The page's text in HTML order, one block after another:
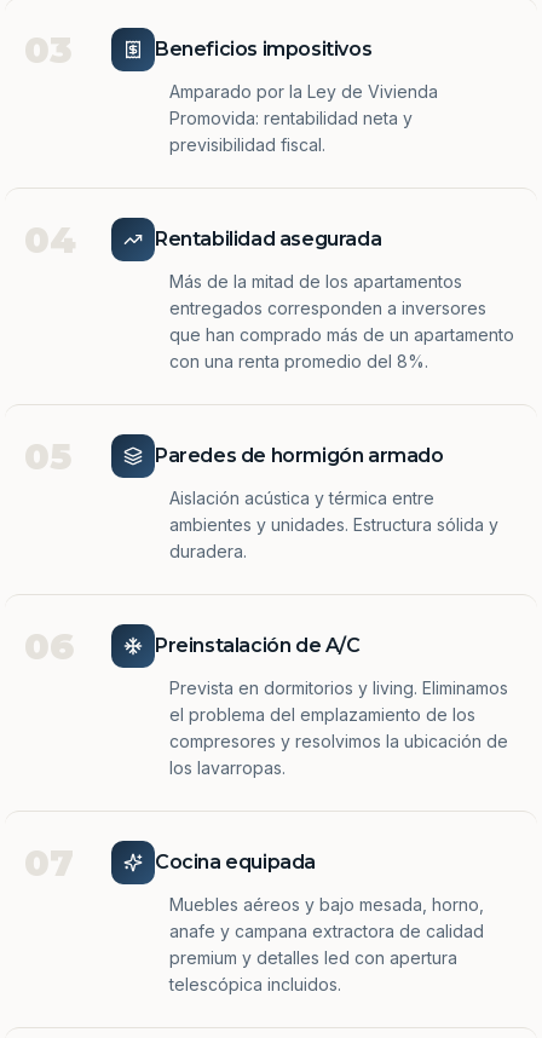
03 Beneficios impositivos
Amparado por la Ley de Vivienda
Promovida: rentabilidad neta y
previsibilidad fiscal.
04 Rentabilidad asegurada
Más de la mitad de los apartamentos
entregados corresponden a inversores
que han comprado más de un apartamento
con una renta promedio del 8%.
05 Paredes de hormigón armado
Aislación acústica y térmica entre
ambientes y unidades. Estructura sólida y
duradera.
06 Preinstalación de A/C
Prevista en dormitorios y living. Eliminamos
el problema del emplazamiento de los
compresores y resolvimos la ubicación de
los lavarropas.
07 Cocina equipada
Muebles aéreos y bajo mesada, horno,
anafe y campana extractora de calidad
premium y detalles led con apertura
telescópica incluidos.